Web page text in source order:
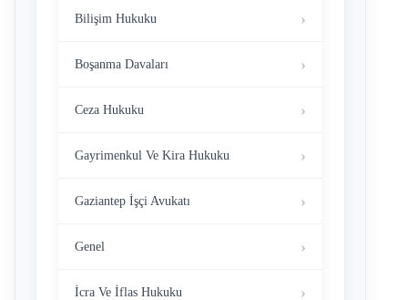
Bilişim Hukuku
Boşanma Davaları
Ceza Hukuku
Gayrimenkul Ve Kira Hukuku
Gaziantep İşçi Avukatı
Genel
İcra Ve İflas Hukuku